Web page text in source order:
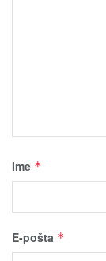
Ime *
E-pošta *